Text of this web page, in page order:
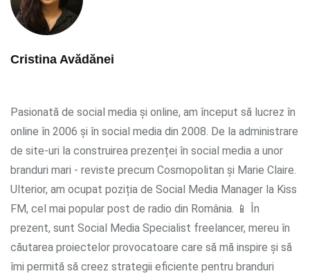
Cristina Avădănei
Pasionată de social media și online, am început să lucrez în
online în 2006 și în social media din 2008. De la administrare
de site-uri la construirea prezenței în social media a unor
branduri mari - reviste precum Cosmopolitan și Marie Claire.
Ulterior, am ocupat poziția de Social Media Manager la Kiss
FM, cel mai popular post de radio din România. 📱 În
prezent, sunt Social Media Specialist freelancer, mereu în
căutarea proiectelor provocatoare care să mă inspire și să
îmi permită să creez strategii eficiente pentru branduri